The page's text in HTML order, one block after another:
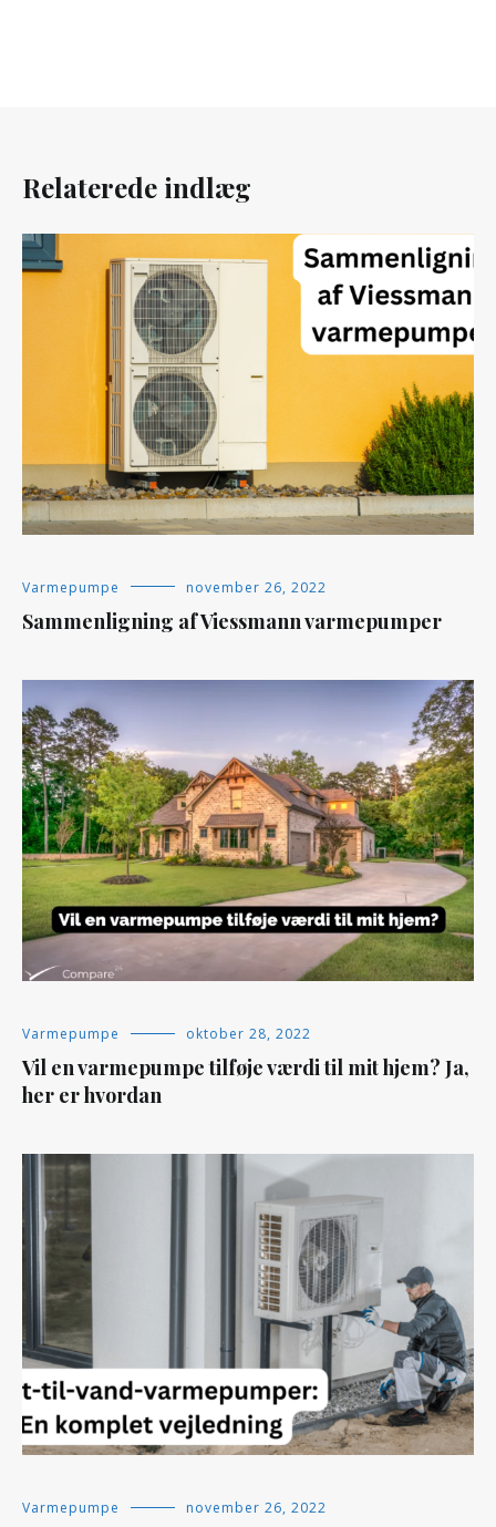
Relaterede indlæg
Varmepumpe november 26, 2022
Sammenligning af Viessmann varmepumper
Varmepumpe oktober 28, 2022
Vil en varmepumpe tilføje værdi til mit hjem? Ja,
her er hvordan
Varmepumpe november 26, 2022